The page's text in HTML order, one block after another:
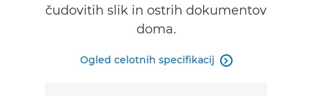
čudovitih slik in ostrih dokumentov
doma.
Ogled celotnih specifikacij 